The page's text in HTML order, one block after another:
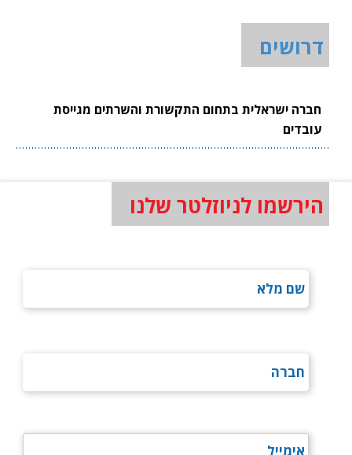
דרושים
חברה ישראלית בתחום התקשורת והשרתים מגייסת
עובדים
הירשמו לניוזלטר שלנו